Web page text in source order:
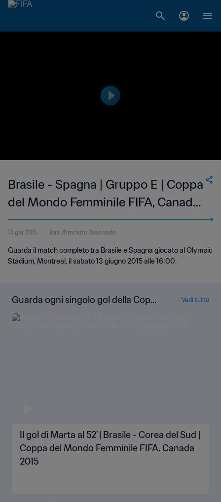
Brasile - Spagna | Gruppo E | Coppa
del Mondo Femminile FIFA, Canada
2015 | Match completo
13 giu 2015 1ora 41minuto 3secondo
Guarda il match completo tra Brasile e Spagna giocato al Olympic
Stadium, Montreal, il sabato 13 giugno 2015 alle 16:00.
Guarda ogni singolo gol della Copp
a del Mondo Femminile FIFA Canad
a 2015
Vedi tutto
Il gol di Marta al 52' | Brasile - Corea del Sud |
Coppa del Mondo Femminile FIFA, Canada
2015